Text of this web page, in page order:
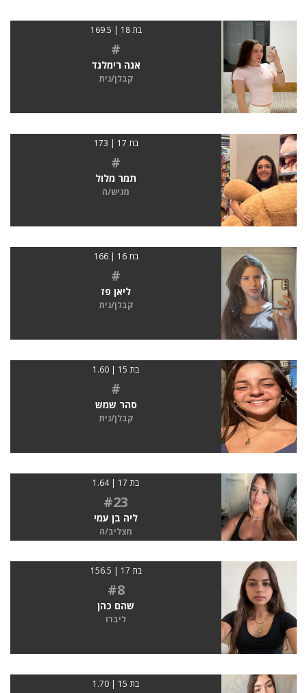
בת 18 | 169.5
#
אנה רימלנד
קבלן/נית
בת 17 | 173
#
תמר מלול
מגיש/ה
בת 16 | 166
#
ליאן פז
קבלן/נית
בת 15 | 1.60
#
סהר שמש
קבלן/נית
בת 17 | 1.64
#23
ליה בן עמי
מצליב/ה
בת 17 | 156.5
#8
שהם כהן
ליברו
בת 15 | 1.70